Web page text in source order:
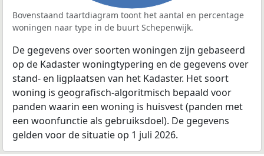
Bovenstaand taartdiagram toont het aantal en percentage
woningen naar type in de buurt Schepenwijk.
De gegevens over soorten woningen zijn gebaseerd
op de Kadaster woningtypering en de gegevens over
stand- en ligplaatsen van het Kadaster. Het soort
woning is geografisch-algoritmisch bepaald voor
panden waarin een woning is huisvest (panden met
een woonfunctie als gebruiksdoel). De gegevens
gelden voor de situatie op 1 juli 2026.